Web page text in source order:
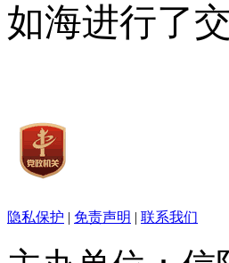
如海进行了
隐私保护 | 免责声明 | 联系我们